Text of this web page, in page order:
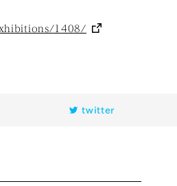
1408/
twitter